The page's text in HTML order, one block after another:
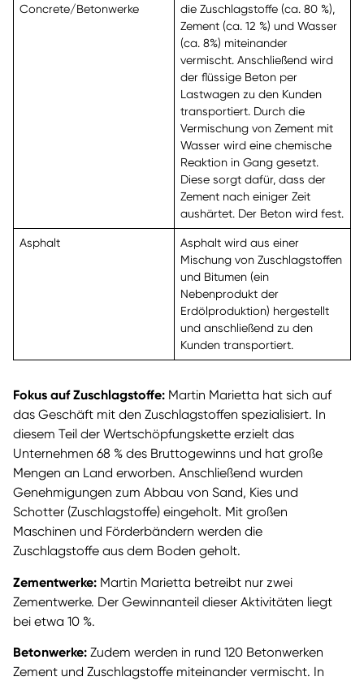
Concrete/Betonwerke
die Zuschlagstoffe (ca. 80 %),
Zement (ca. 12 %) und Wasser
(ca. 8%) miteinander
vermischt. Anschließend wird
der flüssige Beton per
Lastwagen zu den Kunden
transportiert. Durch die
Vermischung von Zement mit
Wasser wird eine chemische
Reaktion in Gang gesetzt.
Diese sorgt dafür, dass der
Zement nach einiger Zeit
aushärtet. Der Beton wird fest.
Asphalt
Asphalt wird aus einer
Mischung von Zuschlagstoffen
und Bitumen (ein
Nebenprodukt der
Erdölproduktion) hergestellt
und anschließend zu den
Kunden transportiert.
Fokus auf Zuschlagstoffe: Martin Marietta hat sich auf
das Geschäft mit den Zuschlagstoffen spezialisiert. In
diesem Teil der Wertschöpfungskette erzielt das
Unternehmen 68 % des Bruttogewinns und hat große
Mengen an Land erworben. Anschließend wurden
Genehmigungen zum Abbau von Sand, Kies und
Schotter (Zuschlagstoffe) eingeholt. Mit großen
Maschinen und Förderbändern werden die
Zuschlagstoffe aus dem Boden geholt.
Zementwerke: Martin Marietta betreibt nur zwei
Zementwerke. Der Gewinnanteil dieser Aktivitäten liegt
bei etwa 10 %.
Betonwerke: Zudem werden in rund 120 Betonwerken
Zement und Zuschlagstoffe miteinander vermischt. In